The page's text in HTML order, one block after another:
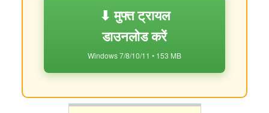
⬇ मुफ्त ट्रायल
डाउनलोड करें
Windows 7/8/10/11 • 153 MB